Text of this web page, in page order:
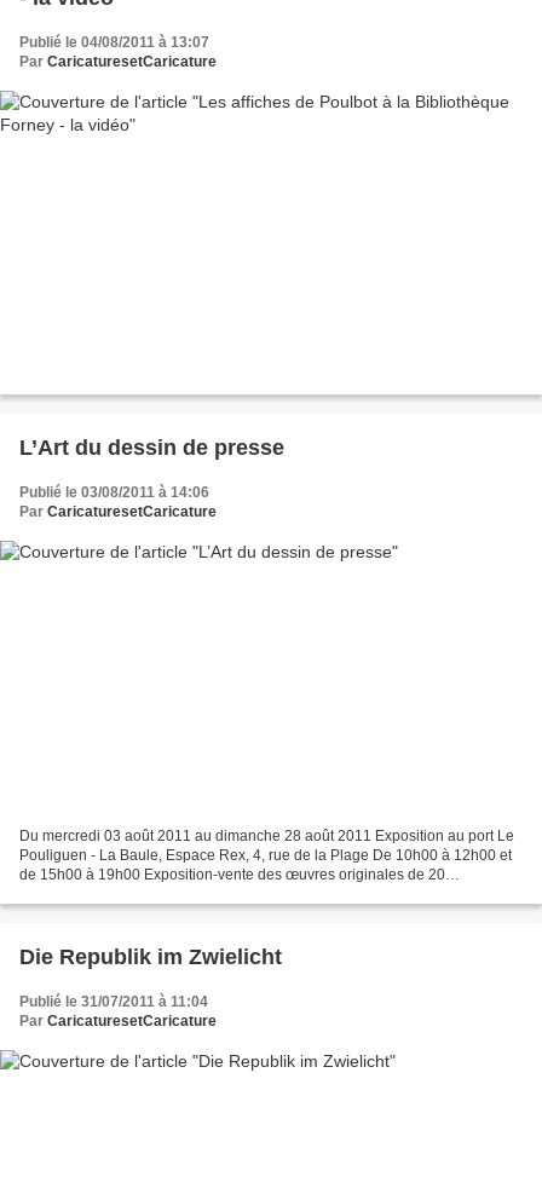
Publié le 04/08/2011 à 13:07
Par CaricaturesetCaricature
L’Art du dessin de presse
Publié le 03/08/2011 à 14:06
Par CaricaturesetCaricature
Du mercredi 03 août 2011 au dimanche 28 août 2011 Exposition au port Le
Pouliguen - La Baule, Espace Rex, 4, rue de la Plage De 10h00 à 12h00 et
de 15h00 à 19h00 Exposition-vente des œuvres originales de 20
Die Republik im Zwielicht
Publié le 31/07/2011 à 11:04
Par CaricaturesetCaricature